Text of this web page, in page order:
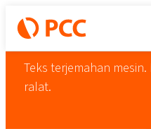
Teks terjemahan
ralat.